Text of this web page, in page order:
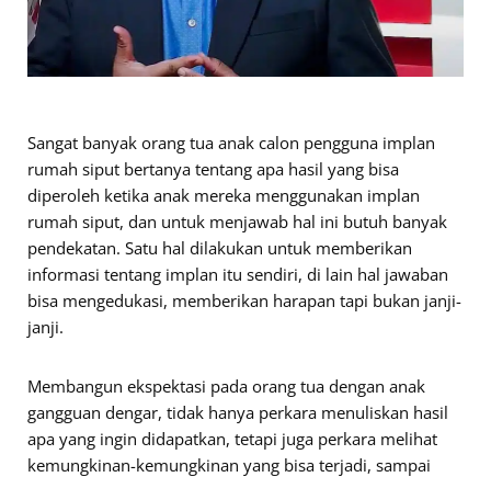
Sangat banyak orang tua anak calon pengguna implan
rumah siput bertanya tentang apa hasil yang bisa
diperoleh ketika anak mereka menggunakan implan
rumah siput, dan untuk menjawab hal ini butuh banyak
pendekatan. Satu hal dilakukan untuk memberikan
informasi tentang implan itu sendiri, di lain hal jawaban
bisa mengedukasi, memberikan harapan tapi bukan janji-
janji.
Membangun ekspektasi pada orang tua dengan anak
gangguan dengar, tidak hanya perkara menuliskan hasil
apa yang ingin didapatkan, tetapi juga perkara melihat
kemungkinan-kemungkinan yang bisa terjadi, sampai